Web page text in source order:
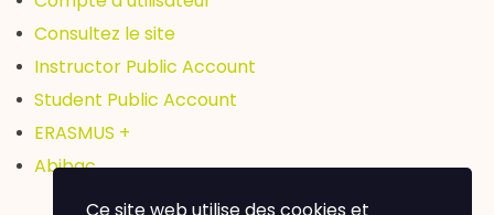
Consultez le site
Instructor Public Account
Student Public Account
ERASMUS +
Abibac